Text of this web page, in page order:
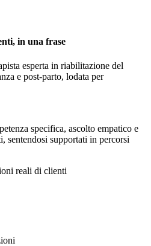
in una frase
esperta in riabilitazione del
e post-parto, lodata per
specifica, ascolto empatico e
sentendosi supportati in percorsi
reali di clienti